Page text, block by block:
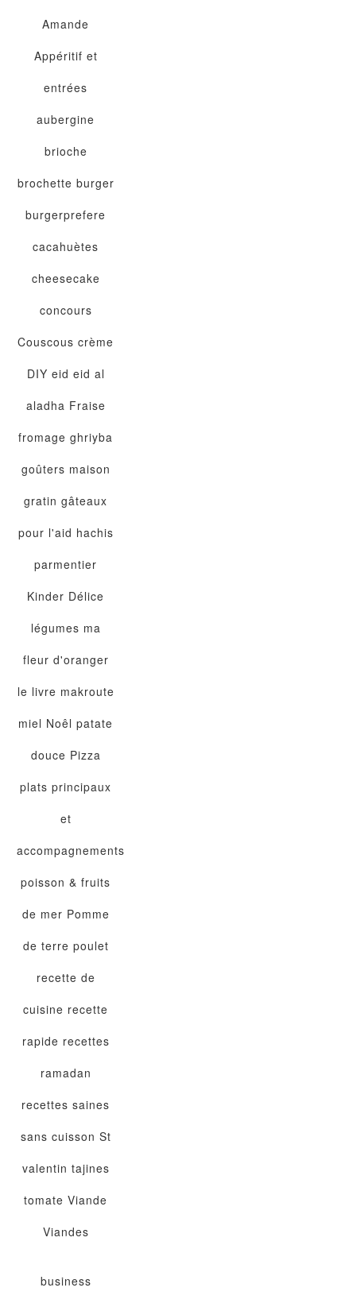
Amande
Appéritif et
entrées
aubergine
brioche
brochette burger
burgerprefere
cacahuètes
cheesecake
concours
Couscous crème
DIY eid eid al
aladha Fraise
fromage ghriyba
goûters maison
gratin gâteaux
pour l'aid hachis
parmentier
Kinder Délice
légumes ma
fleur d'oranger
le livre makroute
miel Noêl patate
douce Pizza
plats principaux
et
accompagnements
poisson & fruits
de mer Pomme
de terre poulet
recette de
cuisine recette
rapide recettes
ramadan
recettes saines
sans cuisson St
valentin tajines
tomate Viande
Viandes
business